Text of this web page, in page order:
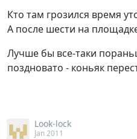
Кто там грозился время
А после шести на
Лучше бы все-таки
поздновато - коньяк
Look-lock
Jan 2011